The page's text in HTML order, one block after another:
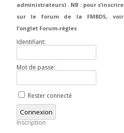
administrateurs) . NB : pour s’inscrire
sur le forum de la FMBDS, voir
l’onglet Forum-règles
Identifiant:
Mot de passe:
Rester connecté
Connexion
Inscription